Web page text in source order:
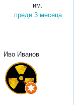
им.
преди 3 месеца
Иво Иванов